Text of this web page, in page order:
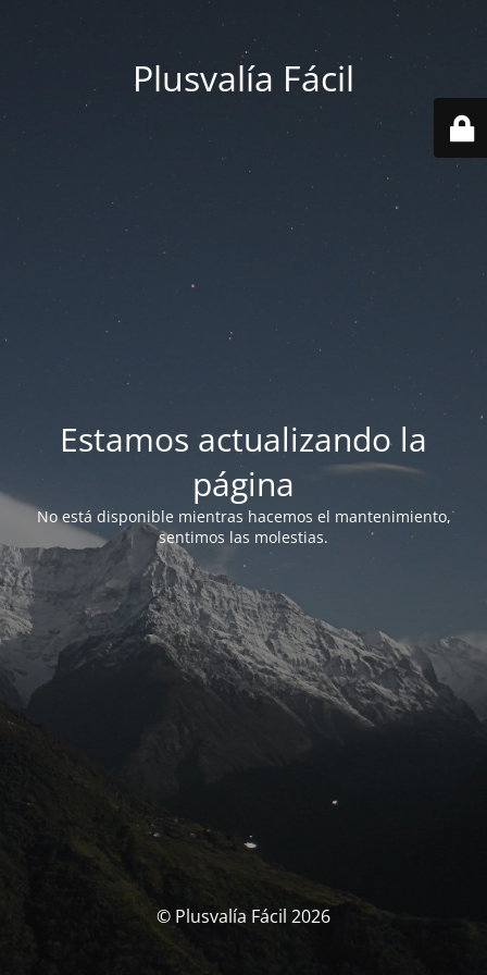
Plusvalía Fácil
Estamos actualizando la
página
No está disponible mientras hacemos el mantenimiento,
sentimos las molestias.
© Plusvalía Fácil 2026